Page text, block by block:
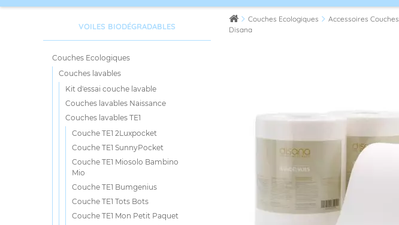
VOILES BIODÉGRADABLES
Couches Ecologiques
Couches lavables
Kit d'essai couche lavable
Couches lavables Naissance
Couches lavables TE1
Couche TE1 2Luxpocket
Couche TE1 SunnyPocket
Couche TE1 Miosolo Bambino
Mio
Couche TE1 Bumgenius
Couche TE1 Tots Bots
Couche TE1 Mon Petit Paquet
Couches Ecologiques Accessoires Couches
Disana